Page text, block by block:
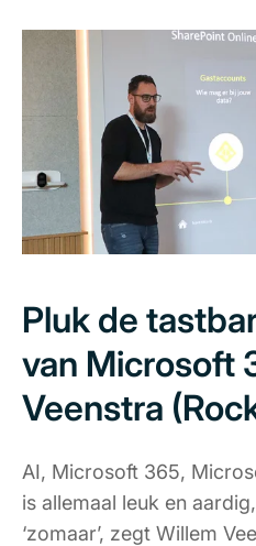
Pluk de
van Microsoft
Veenstra
AI, Microsoft 365,
is allemaal leuk en
‘zomaar’, zegt Willem